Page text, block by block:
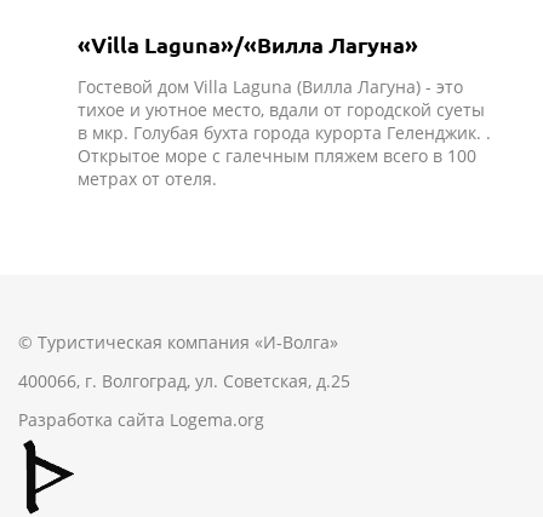
«Villa Laguna»/«Вилла Лагуна»
Гостевой дом Villa Laguna (Вилла Лагуна) - это
тихое и уютное место, вдали от городской суеты
в мкр. Голубая бухта города курорта Геленджик. .
Открытое море с галечным пляжем всего в 100
метрах от отеля.
© Туристическая компания «И-Волга»
400066, г. Волгоград, ул. Советская, д.25
Разработка сайта Logema.org